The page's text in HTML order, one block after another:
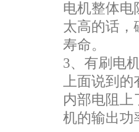
电机整体电
太高的话，
寿命。
3、有刷电
上面说到
内部电阻上
机的输出功